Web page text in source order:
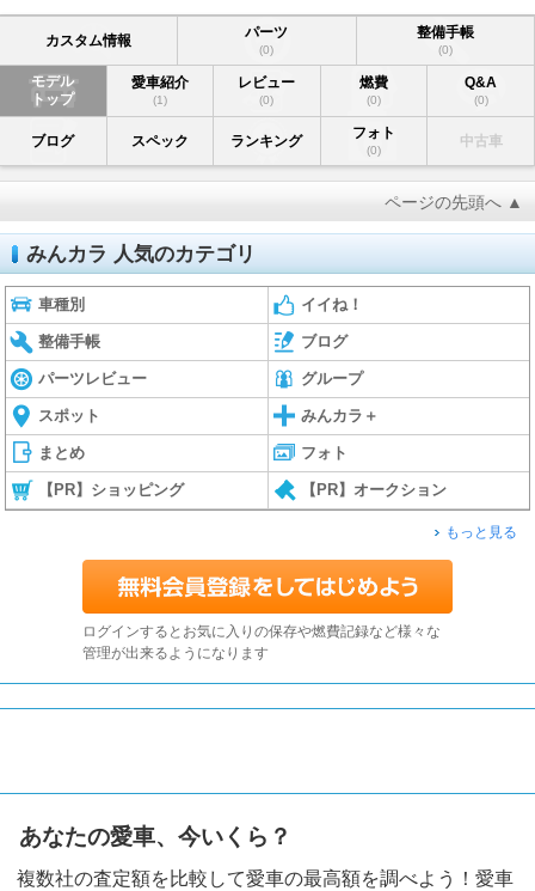
カスタム情報 パーツ
(0)
整備手帳
(0)
モデル
トップ
愛車紹介
(1)
レビュー
(0)
燃費
(0)
Q&A
(0)
ブログ スペック ランキング フォト
(0)
中古車
ページの先頭へ ▲
みんカラ 人気のカテゴリ
車種別 イイね！
整備手帳 ブログ
パーツレビュー グループ
スポット みんカラ＋
まとめ フォト
【PR】ショッピング 【PR】オークション
もっと見る
ログインするとお気に入りの保存や燃費記録など様々な
管理が出来るようになります
あなたの愛車、今いくら？
複数社の査定額を比較して愛車の最高額を調べよう！愛車